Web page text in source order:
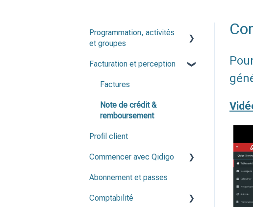
Programmation, activités
et groupes
Programmation
Groupes
Activités
Facturation et perception
Factures
Note de crédit &
remboursement
Profil client
Commencer avec Qidigo
Créer une programmation
Avant de publier ma
Abonnement et passes
Comptabilité